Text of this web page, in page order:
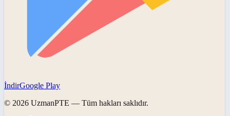
İndirGoogle Play
© 2026 UzmanPTE — Tüm hakları saklıdır.